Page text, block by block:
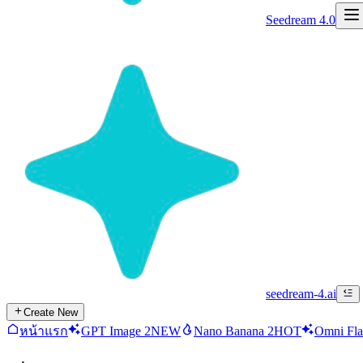
Seedream 4.0
seedream-4.ai
Create New
หน้าแรก GPT Image 2NEW Nano Banana 2HOT Omni